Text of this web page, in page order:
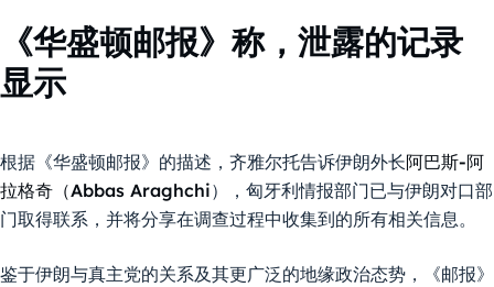
《华盛顿邮报》称，泄露的记录
显示
根据《华盛顿邮报》的描述，齐雅尔托告诉伊朗外长阿巴斯-阿
拉格奇（Abbas Araghchi），匈牙利情报部门已与伊朗对口部
门取得联系，并将分享在调查过程中收集到的所有相关信息。
鉴于伊朗与真主党的关系及其更广泛的地缘政治态势，《邮报》